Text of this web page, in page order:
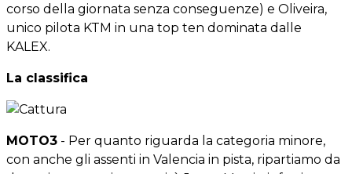
corso della giornata senza conseguenze) e Oliveira,
unico pilota KTM in una top ten dominata dalle
KALEX.
La classifica
MOTO3 - Per quanto riguarda la categoria minore,
con anche gli assenti in Valencia in pista, ripartiamo da